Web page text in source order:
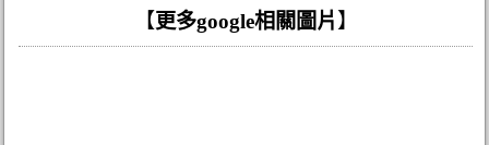
【更多google相關圖片】